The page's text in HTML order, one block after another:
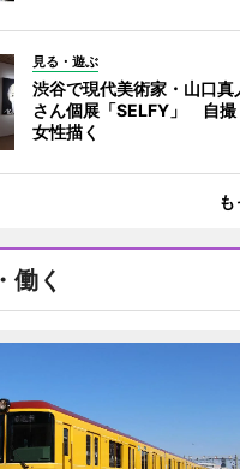
見る・遊ぶ
渋谷で現代美術家・山口真
さん個展「SELFY」 自撮
女性描く
働く